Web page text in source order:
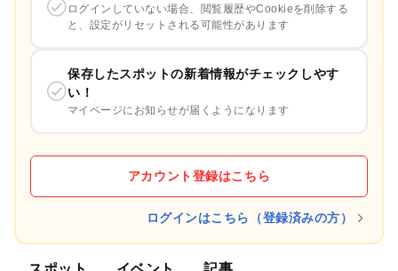
ログインしていない場合、閲覧履歴やCookieを削除する
と、設定がリセットされる可能性があります
保存したスポットの新着情報がチェックしやす
い！
マイページにお知らせが届くようになります
アカウント登録はこちら
ログインはこちら（登録済みの方）